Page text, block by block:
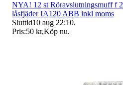
NYA! 12 st Röravslutningsmuff f
låsfjäder IA120 ABB inkl moms
Sluttid10 aug 22:10.
Pris:50 kr,Köp nu.